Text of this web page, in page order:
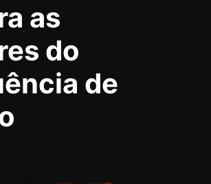
as
do
de